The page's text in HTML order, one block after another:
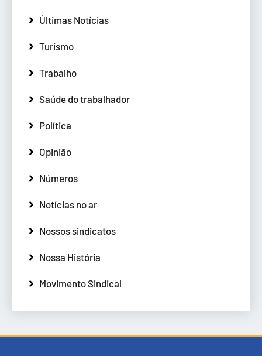
Últimas Notícias
Turismo
Trabalho
Saúde do trabalhador
Política
Opinião
Números
Notícias no ar
Nossos sindicatos
Nossa História
Movimento Sindical